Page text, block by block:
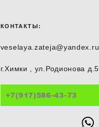
КОНТАКТЫ:
veselaya.zateja@yandex.ru
г.Химки , ул.Родионова д.5
+7(917)586-43-73